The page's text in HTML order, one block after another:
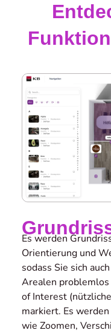
Es werden
Orientierung und
sodass Sie sich
Arealen
of Interest
markiert. Es
wie Zoomen,